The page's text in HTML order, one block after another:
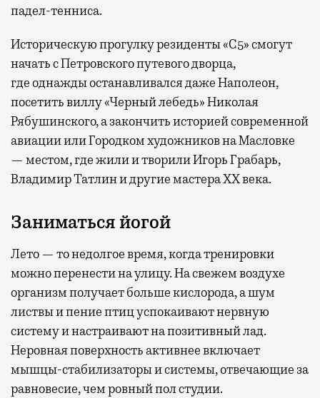
падел-тенниса.
Историческую прогулку резиденты «С5» смогут
начать с Петровского путевого дворца,
гдеоднажды останавливался даже Наполеон,
посетить виллу «Черный лебедь» Николая
Рябушинского, а закончить историей современной
авиации или Городком художников на Масловке
— местом, где жили и творили Игорь Грабарь,
Владимир Татлин и другие мастера XX века.
Заниматься йогой
Лето — то недолгое время, когда тренировки
можно перенести на улицу. На свежем воздухе
организм получает больше кислорода, а шум
листвы и пение птиц успокаивают нервную
систему и настраивают на позитивный лад.
Неровная поверхность активнее включает
мышцы-стабилизаторы и системы, отвечающие за
равновесие, чем ровный пол студии.